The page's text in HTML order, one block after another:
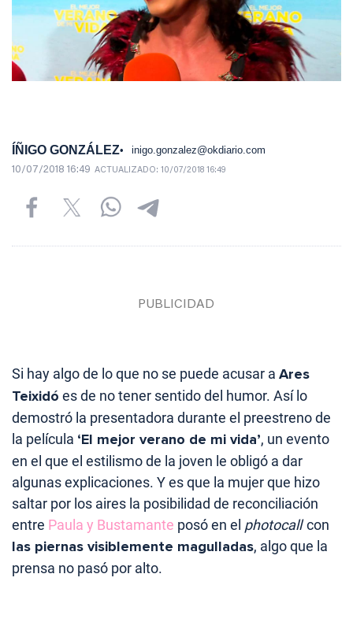
ÍÑIGO GONZÁLEZ inigo.gonzalez@okdiario.com
10/07/2018 16:49 ACTUALIZADO: 10/07/2018 16:49
Si hay algo de lo que no se puede acusar a Ares
Teixidó es de no tener sentido del humor. Así lo
demostró la presentadora durante el preestreno de
la película ‘El mejor verano de mi vida’, un evento
en el que el estilismo de la joven le obligó a dar
algunas explicaciones. Y es que la mujer que hizo
saltar por los aires la posibilidad de reconciliación
entre Paula y Bustamante posó en el photocallcon
las piernas visiblemente magulladas, algo que la
prensa no pasó por alto.